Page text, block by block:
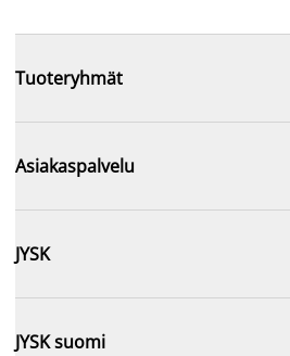
Tuoteryhmät
Asiakaspalvelu
JYSK
JYSK suomi